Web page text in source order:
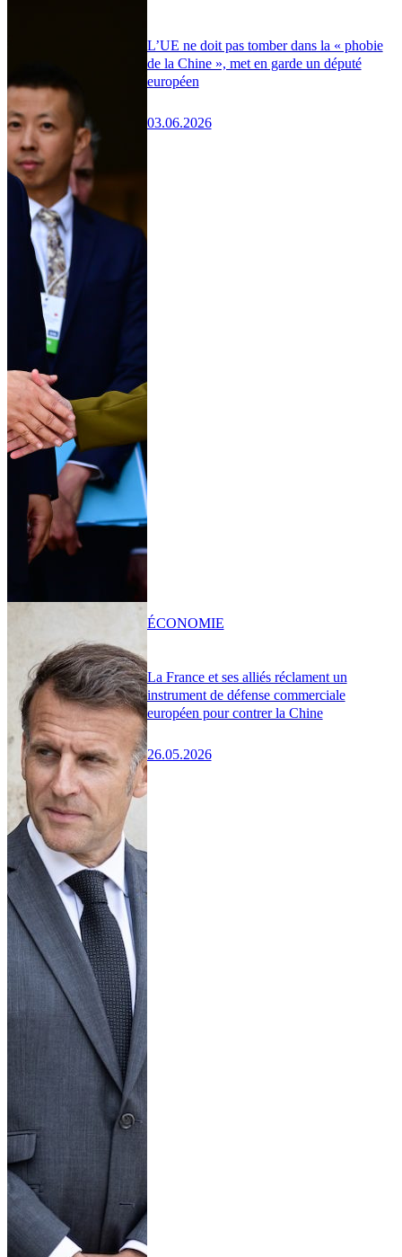
L’UE ne doit pas tomber dans la « phobie
de la Chine », met en garde un député
européen
03.06.2026
La France et ses alliés réclament un
instrument de défense commerciale
européen pour contrer la Chine
26.05.2026
ÉCONOMIE